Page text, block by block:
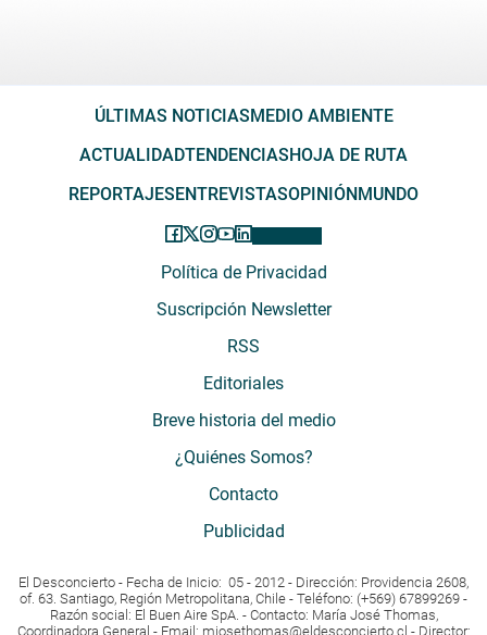
ÚLTIMAS NOTICIASMEDIO AMBIENTE
ACTUALIDADTENDENCIASHOJA DE RUTA
REPORTAJESENTREVISTASOPINIÓNMUNDO
Política de Privacidad
Suscripción Newsletter
RSS
Editoriales
Breve historia del medio
¿Quiénes Somos?
Contacto
Publicidad
El Desconcierto - Fecha de Inicio: 05 - 2012 - Dirección: Providencia 2608,
of. 63. Santiago, Región Metropolitana, Chile - Teléfono: (+569) 67899269 -
Razón social: El Buen Aire SpA. - Contacto: María José Thomas,
Coordinadora General - Email: mjosethomas@eldesconcierto.cl - Director: